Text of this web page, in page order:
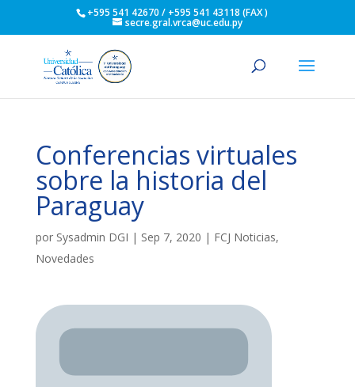
+595 541 42670 / +595 541 43118 (FAX )
secre.gral.vrca@uc.edu.py
Conferencias virtuales
sobre la historia del
Paraguay
por Sysadmin DGI | Sep 7, 2020 | FCJ Noticias,
Novedades